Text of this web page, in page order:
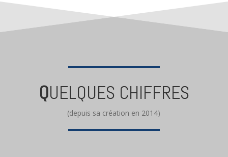
QUELQUES CHIFFRES
(depuis sa création en 2014)